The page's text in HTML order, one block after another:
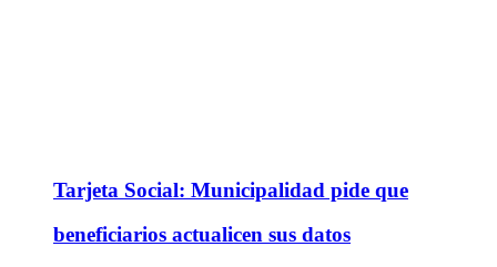
Tarjeta Social: Municipalidad pide que
beneficiarios actualicen sus datos